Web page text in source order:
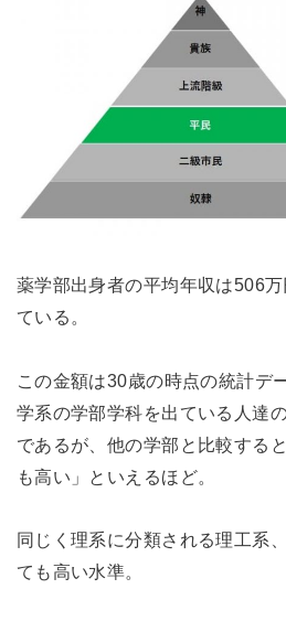
薬学部出身者の平均年収は506
ている。
この金額は30歳の時点の統計デ
学系の学部学科を出ている人達
であるが、他の学部と比較する
も高い」といえるほど。
同じく理系に分類される理工系
ても高い水準。